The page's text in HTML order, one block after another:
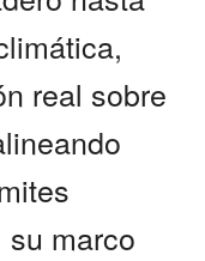
real sobre
marco